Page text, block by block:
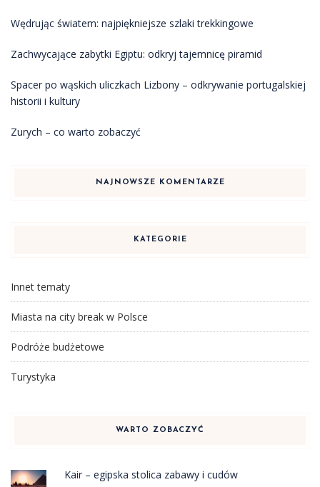
Wędrując światem: najpiękniejsze szlaki trekkingowe
Zachwycające zabytki Egiptu: odkryj tajemnicę piramid
Spacer po wąskich uliczkach Lizbony – odkrywanie portugalskiej
historii i kultury
Zurych – co warto zobaczyć
NAJNOWSZE KOMENTARZE
KATEGORIE
Innet tematy
Miasta na city break w Polsce
Podróże budżetowe
Turystyka
WARTO ZOBACZYĆ
Kair – egipska stolica zabawy i cudów